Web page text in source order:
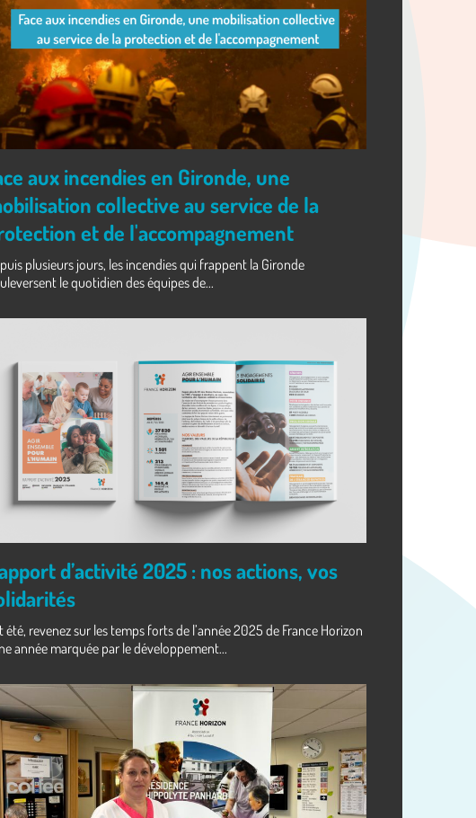
aux incendies en Gironde, une
collective au service de la
et de l'accompagnement
plusieurs jours, les incendies qui frappent la Gironde
le quotidien des équipes de...
d’activité 2025 : nos actions, vos
été, revenez sur les temps forts de l’année 2025 de France Horizon
année marquée par le développement...